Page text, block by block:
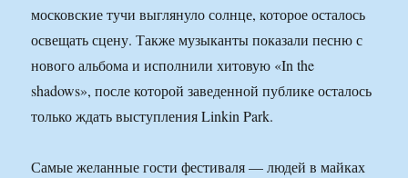
московские тучи выглянуло солнце, которое осталось
освещать сцену. Также музыканты показали песню с
нового альбома и исполнили хитовую «In the
shadows», после которой заведенной публике осталось
только ждать выступления Linkin Park.
Самые желанные гости фестиваля — людей в майках